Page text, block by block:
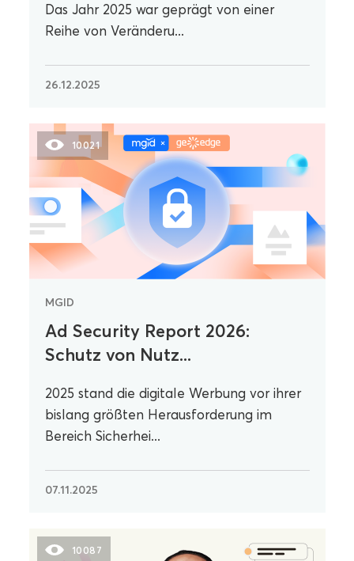
Das Jahr 2025 war geprägt von einer
Reihe von Veränderu...
26.12.2025
10021
MGID
Ad Security Report 2026:
Schutz von Nutz...
2025 stand die digitale Werbung vor ihrer
bislang größten Herausforderung im
Bereich Sicherhei...
07.11.2025
10087